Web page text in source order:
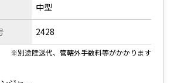
中型
2428
※別途陸送代、管轄外手数料等がかかります